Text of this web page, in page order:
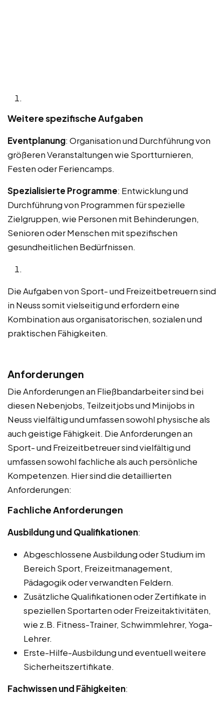
Weitere spezifische Aufgaben
Eventplanung: Organisation und Durchführung von
größeren Veranstaltungen wie Sportturnieren,
Festen oder Feriencamps.
Spezialisierte Programme: Entwicklung und
Durchführung von Programmen für spezielle
Zielgruppen, wie Personen mit Behinderungen,
Senioren oder Menschen mit spezifischen
gesundheitlichen Bedürfnissen.
Die Aufgaben von Sport- und Freizeitbetreuern sind
in Neuss somit vielseitig und erfordern eine
Kombination aus organisatorischen, sozialen und
praktischen Fähigkeiten.
Anforderungen
Die Anforderungen an Fließbandarbeiter sind bei
diesen Nebenjobs, Teilzeitjobs und Minijobs in
Neuss vielfältig und umfassen sowohl physische als
auch geistige Fähigkeit. Die Anforderungen an
Sport- und Freizeitbetreuer sind vielfältig und
umfassen sowohl fachliche als auch persönliche
Kompetenzen. Hier sind die detaillierten
Anforderungen:
Fachliche Anforderungen
Ausbildung und Qualifikationen:
Abgeschlossene Ausbildung oder Studium im
Bereich Sport, Freizeitmanagement,
Pädagogik oder verwandten Feldern.
Zusätzliche Qualifikationen oder Zertifikate in
speziellen Sportarten oder Freizeitaktivitäten,
wie z.B. Fitness-Trainer, Schwimmlehrer, Yoga-
Lehrer.
Erste-Hilfe-Ausbildung und eventuell weitere
Sicherheitszertifikate.
Fachwissen und Fähigkeiten: